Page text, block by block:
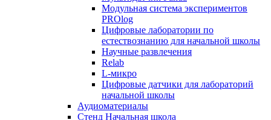
Модульная система экспериментов
PROlog
Цифровые лаборатории по
естествознанию для начальной школы
Научные развлечения
Relab
L-микро
Цифровые датчики для лабораторий
начальной школы
Аудиоматериалы
Стенд Начальная школа